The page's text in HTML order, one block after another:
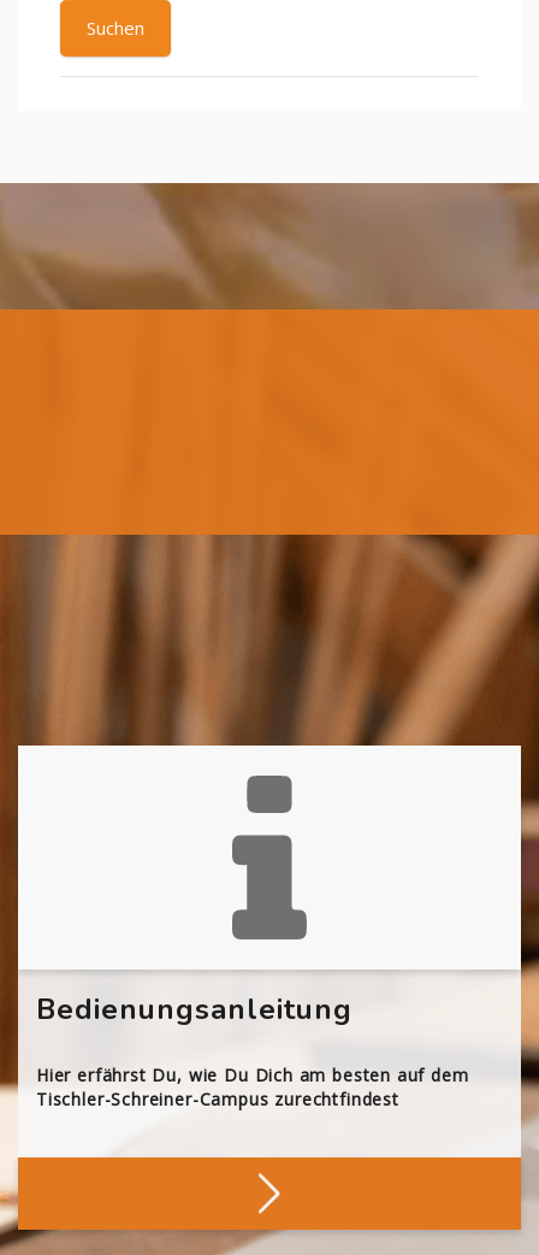
Bedienungsanleitung
Hier erfährst Du, wie Du Dich am besten auf dem
Tischler-Schreiner-Campus zurechtfindest